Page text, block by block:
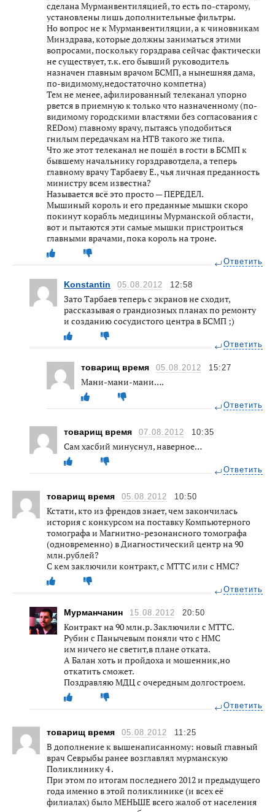
сделана Мурманвентиляцией, то есть по-старому,
установлены лишь дополнительные фильтры.
Но вопрос не к Мурманвентиляции, а к чиновникам
Минздрава, которые должны заниматься этими
вопросами, поскольку горздрава сейчас фактически
не существует, т.к. его бывший руководитель
назначен главным врачом БСМП, а нынешняя дама,
по-видимому,недостаточно компетна)
Тем не менее, афилированный телеканал упорно
рвется в приемную к только что назначенному (по-
видимому городскими властями без согласования с
REDом) главному врачу, пытаясь уподобиться
гнилым передачкам на НТВ такого же типа.
Что же этот телеканал не пошёл в гости в БСМП к
бывшему начальнику горздравотдела, а теперь
главному врачу Тарбаеву Е., чья личная преданность
министру всем известна?
Называется всё это просто — ПЕРЕДЕЛ.
Мышиный король и его преданные мышки скоро
покинут корабль медицины Мурманской области,
вот и пытаются эти самые мышки пристроиться
главными врачами, пока король на троне.
Ответить
Konstantin 05.08.2012 12:58
Зато Тарбаев теперь с экранов не сходит,
рассказывая о грандиозных планах по ремонту
и созданию сосудистого центра в БСМП ;)
Ответить
товарищ время 05.08.2012 15:27
Мани-мани-мани….
Ответить
товарищ время 07.08.2012 10:35
Сам хасбий минуснул, наверное…
Ответить
товарищ время 05.08.2012 10:50
Кстати, кто из френдов знает, чем закончилась
история с конкурсом на поставку Компьютерного
томографа и Магнитно-резонансного томографа
(одновременно) в Диагностический центр на 90
млн.рублей?
С кем заключили контракт, с МТТС или с НМС?
Ответить
Мурманчанин 15.08.2012 20:50
Контракт на 90 млн.р. Заключили с МТТС.
Рубин с Панычевым поняли что с НМС
им ничего не светит,в плане отката.
А Балан хоть и пройдоха и мошенник,но
откатить сможет.
Поздравляю МДЦ с очередным долгостроем.
Ответить
товарищ время 05.08.2012 11:25
В дополнение к вышенаписанному: новый главный
врач Севрыбы ранее возглавлял мурманскую
Поликлинику 4 .
При этом по итогам последнего 2012 и предыдущего
года именно в этой поликлинике (и всех её
филиалах) было МЕНЬШЕ всего жалоб от населения